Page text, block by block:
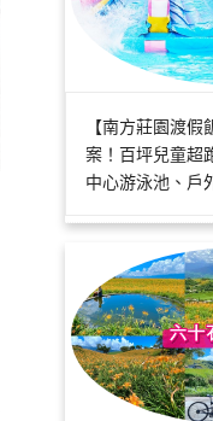
【南方莊園渡
案！百坪兒童超
中心游泳池、戶